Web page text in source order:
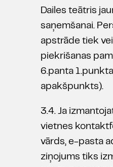
Dailes teātris
saņemšanai.
apstrāde tiek
piekrišanas
6.panta 1.punkta
apakšpunkts).
3.4. Ja
vietnes
vārds, e-pasta
ziņojums tiks